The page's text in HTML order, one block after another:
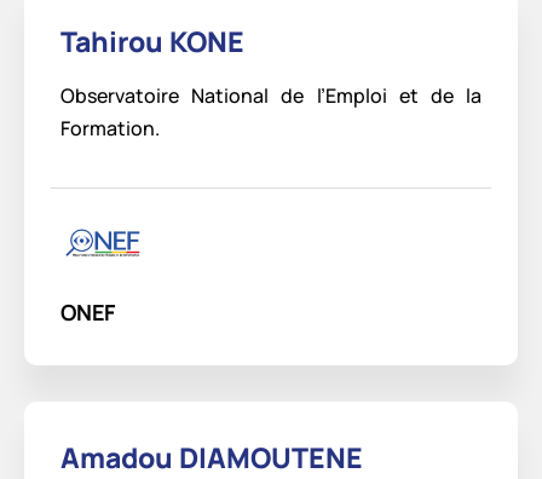
Tahirou KONE
Observatoire National de l’Emploi et de la
Formation.
ONEF
Amadou DIAMOUTENE